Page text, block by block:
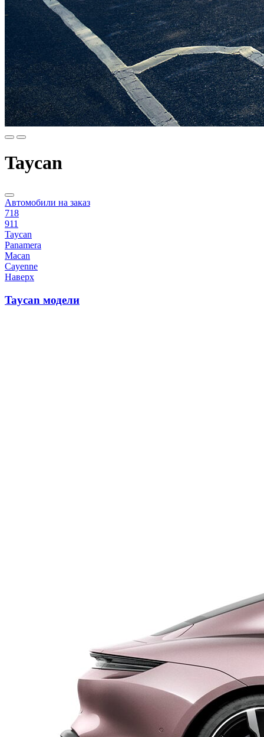
Taycan
Автомобили на заказ
718
911
Taycan
Panamera
Macan
Cayenne
Наверх
Taycan модели